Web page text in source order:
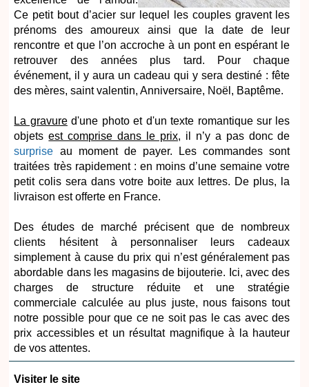
Ce petit bout d’acier sur lequel les couples gravent les
prénoms des amoureux ainsi que la date de leur
rencontre et que l’on accroche à un pont en espérant le
retrouver des années plus tard. Pour chaque
événement, il y aura un cadeau qui y sera destiné : fête
des mères, saint valentin, Anniversaire, Noël, Baptême.
La gravured'une photo et d'un texte romantique sur les
objetsest comprise dans le prix, il n’y a pas donc de
surprise au moment de payer. Les commandes sont
traitées très rapidement : en moins d’une semaine votre
petit colis sera dans votre boite aux lettres. De plus, la
livraison est offerte en France.
Des études de marché précisent que de nombreux
clients hésitent à personnaliser leurs cadeaux
simplement à cause du prix qui n’est généralement pas
abordable dans les magasins de bijouterie. Ici, avec des
charges de structure réduite et une stratégie
commerciale calculée au plus juste, nous faisons tout
notre possible pour que ce ne soit pas le cas avec des
prix accessibles et un résultat magnifique à la hauteur
de vos attentes.
Visiter le site